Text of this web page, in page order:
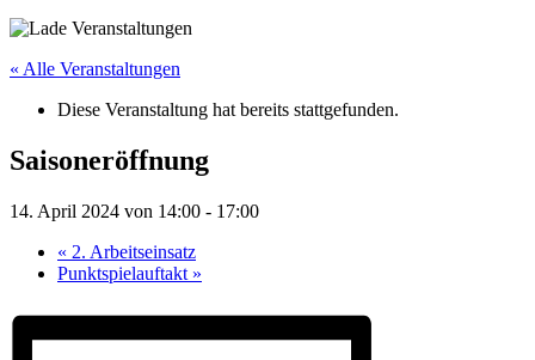
« Alle Veranstaltungen
Diese Veranstaltung hat bereits stattgefunden.
Saisoneröffnung
14. April 2024 von 14:00 - 17:00
« 2. Arbeitseinsatz
Punktspielauftakt »